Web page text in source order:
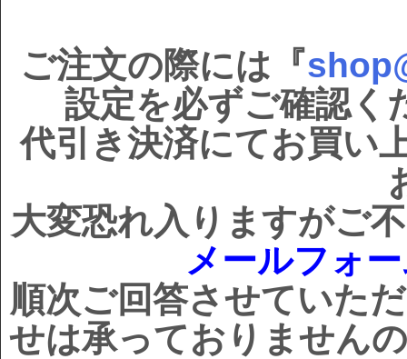
ご注文の際には『
設定を必ずご確認く
代引き決済にてお買い
大変恐れ入りますがご
メールフォ
順次ご回答させていた
せは承っておりません